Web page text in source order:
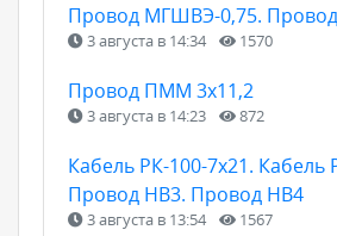
Провод МГШВЭ-0,75.
3 августа в 14:34 1570
Провод ПММ 3х11,2
3 августа в 14:23 872
Кабель РК-100-7х21. Кабель
Провод НВ3. Провод НВ4
3 августа в 13:54 1567